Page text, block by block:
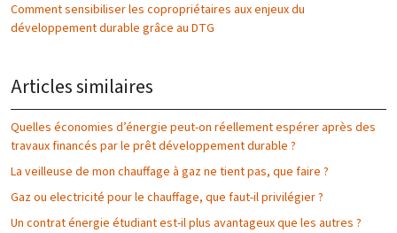
Comment sensibiliser les copropriétaires aux enjeux du
développement durable grâce au DTG
Articles similaires
Quelles économies d’énergie peut-on réellement espérer après des
travaux financés par le prêt développement durable ?
La veilleuse de mon chauffage à gaz ne tient pas, que faire ?
Gaz ou electricité pour le chauffage, que faut-il privilégier ?
Un contrat énergie étudiant est-il plus avantageux que les autres ?